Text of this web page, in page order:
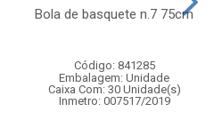
Bola de basquete n.7 75cm
Código: 841285
Embalagem: Unidade
Caixa Com: 30 Unidade(s)
Inmetro: 007517/2019